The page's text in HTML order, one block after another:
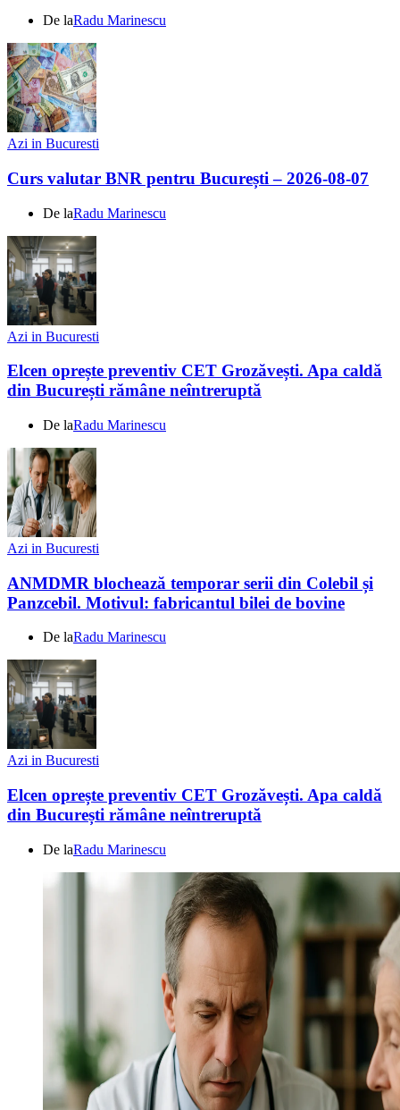
De laRadu Marinescu
Azi in Bucuresti
Curs valutar BNR pentru București – 2026-08-07
De laRadu Marinescu
Azi in Bucuresti
Elcen oprește preventiv CET Grozăvești. Apa caldă
din București rămâne neîntreruptă
De laRadu Marinescu
Azi in Bucuresti
ANMDMR blochează temporar serii din Colebil și
Panzcebil. Motivul: fabricantul bilei de bovine
De laRadu Marinescu
Azi in Bucuresti
Elcen oprește preventiv CET Grozăvești. Apa caldă
din București rămâne neîntreruptă
De laRadu Marinescu